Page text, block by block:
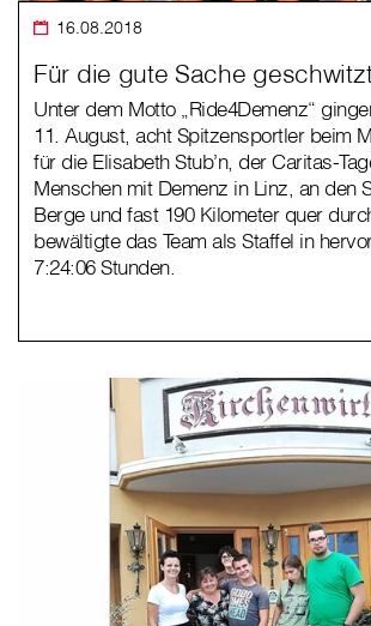
16.08.2018
Für die gute Sache
Unter dem Motto „Ride4Demenz“
11. August, acht Spitzensportler beim
für die Elisabeth Stub’n, der Caritas-
Menschen mit Demenz in Linz, an den
Berge und fast 190 Kilometer quer
bewältigte das Team als Staffel in
7:24:06 Stunden.